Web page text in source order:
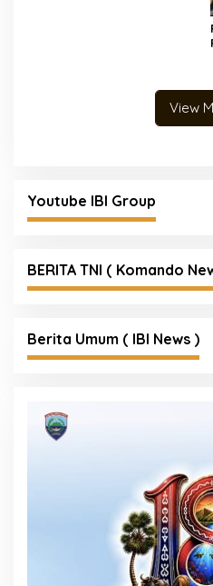
View
Youtube IBI Group
BERITA TNI ( Komando
Berita Umum ( IBI News )